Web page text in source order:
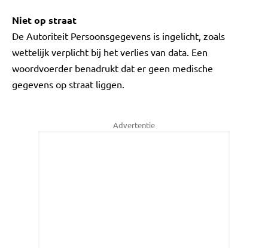
Niet op straat
De Autoriteit Persoonsgegevens is ingelicht, zoals
wettelijk verplicht bij het verlies van data. Een
woordvoerder benadrukt dat er geen medische
gegevens op straat liggen.
Advertentie